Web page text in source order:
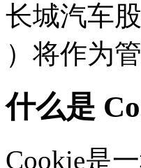
长城汽车
）将作为
什么是
Cookie是一